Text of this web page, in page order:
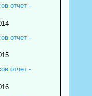
отчет -
отчет -
отчет -